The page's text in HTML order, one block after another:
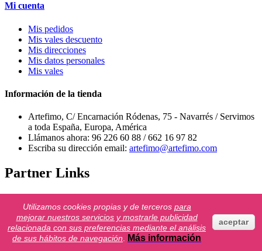
Mi cuenta
Mis pedidos
Mis vales descuento
Mis direcciones
Mis datos personales
Mis vales
Información de la tienda
Artefimo, C/ Encarnación Ródenas, 75 - Navarrés / Servimos
a toda España, Europa, América
Llámanos ahora: 96 226 60 88 / 662 16 97 82
Escriba su dirección email: artefimo@artefimo.com
Utilizamos cookies propias y de terceros para
mejorar nuestros servicios y mostrarle publicidad
relacionada con sus preferencias mediante el análisis
de sus hábitos de navegación
Más información
aceptar
Partner Links
Colok178
toto macau hari ini
bandar togel online
neilyoungharvesttime.com